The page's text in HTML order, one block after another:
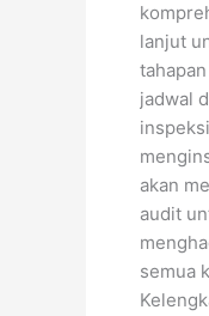
lanjut
jadwal
akan
audit
semua